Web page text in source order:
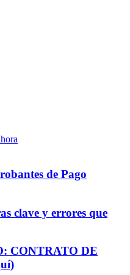
de Pago
clave y errores que
CONTRATO DE